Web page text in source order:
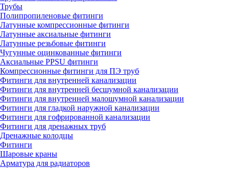
Трубы
Полипропиленовые фитинги
Латунные компрессионные фитинги
Латунные аксиальные фитинги
Латунные резьбовые фитинги
Чугунные оцинкованные фитинги
Аксиальные PPSU фитинги
Компрессионные фитинги для ПЭ труб
Фитинги для внутренней канализации
Фитинги для внутренней бесшумной канализации
Фитинги для внутренней малошумной канализации
Фитинги для гладкой наружной канализации
Фитинги для гофрированной канализации
Фитинги для дренажных труб
Дренажные колодцы
Фитинги
Шаровые краны
Арматура для радиаторов